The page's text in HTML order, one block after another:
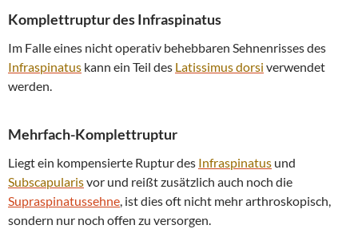
Komplettruptur desInfraspinatus
Im Falle eines nicht operativ behebbaren Sehnenrisses des
Infraspinatus kann ein Teil des Latissimus dorsi verwendet
werden.
Mehrfach-Komplettruptur
Liegt ein kompensierte Ruptur des Infraspinatus und
Subscapularisvor und reißt zusätzlich auch noch die
Supraspinatussehne, ist dies oft nicht mehr arthroskopisch,
sondern nur noch offen zu versorgen.